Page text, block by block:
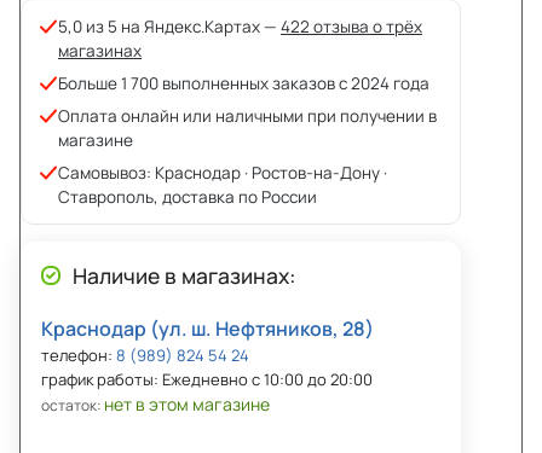
5,0 из 5 на Яндекс.Картах — 422 отзыва о трёх
магазинах
Больше 1 700 выполненных заказов с 2024 года
Оплата онлайн или наличными при получении в
магазине
Самовывоз: Краснодар · Ростов-на-Дону ·
Ставрополь, доставка по России
Наличие в магазинах:
Краснодар (ул. ш. Нефтяников, 28)
телефон: 8 (989) 824 54 24
график работы: Ежедневно с 10:00 до 20:00
остаток: нет в этом магазине